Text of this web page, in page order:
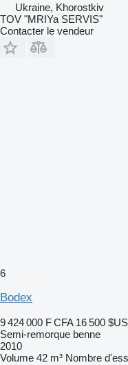
Ukraine, Khorostkiv
TOV "MRIYa SERVIS"
Contacter le vendeur
6
Bodex
9 424 000 F CFA 16 500 $US
Semi-remorque benne
2010
Volume 42 m³ Nombre